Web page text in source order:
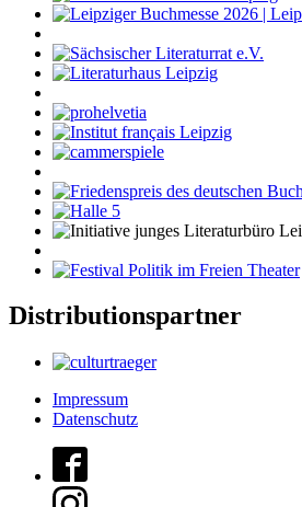
Distributionspartner
Impressum
Datenschutz